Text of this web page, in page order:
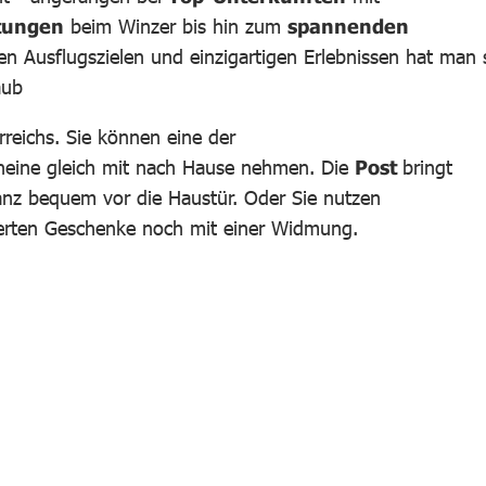
beim Winzer bis hin zum spannenden
Ausflugszielen und einzigartigen Erlebnissen hat man
Sie können eine der
gleich mit nach Hause nehmen. Die Post bringt
bequem vor die Haustür. Oder Sie nutzen
Geschenke noch mit einer Widmung.